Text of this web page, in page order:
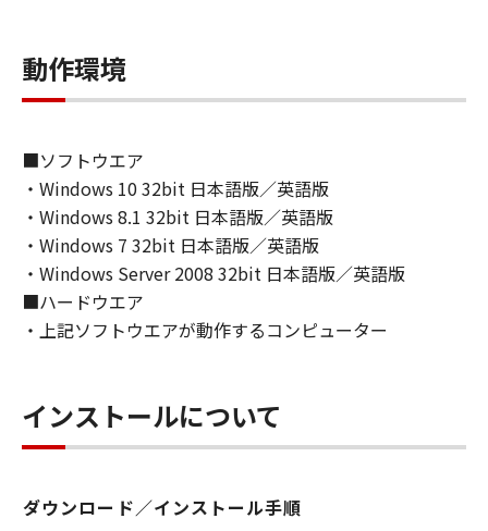
お客様は、「本ソフトウェア」に含まれるキヤ
ノンまたはキヤノンのライセンサーの著作権表
４．所有権
「本ソフトウェア」に係る権原および所有権
は、その内容によりキヤノンまたはキヤノンの
ライセンサーに帰属します。
５．輸出
トウェア」の全部または一部を、直接または間
接に輸出してはなりません。
キヤノン、キヤノンの子会社、関係会社、それ
動作環境
■ソフトウエア
・Windows 10 32bit 日本語版／英語版
・Windows 8.1 32bit 日本語版／英語版
・Windows 7 32bit 日本語版／英語版
・Windows Server 2008 32bit 日本語版／英語版
■ハードウエア
・上記ソフトウエアが動作するコンピューター
インストールについて
ダウンロード／インストール手順